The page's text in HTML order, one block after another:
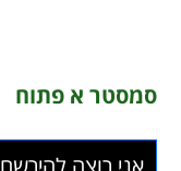
סמסטר א פתוח